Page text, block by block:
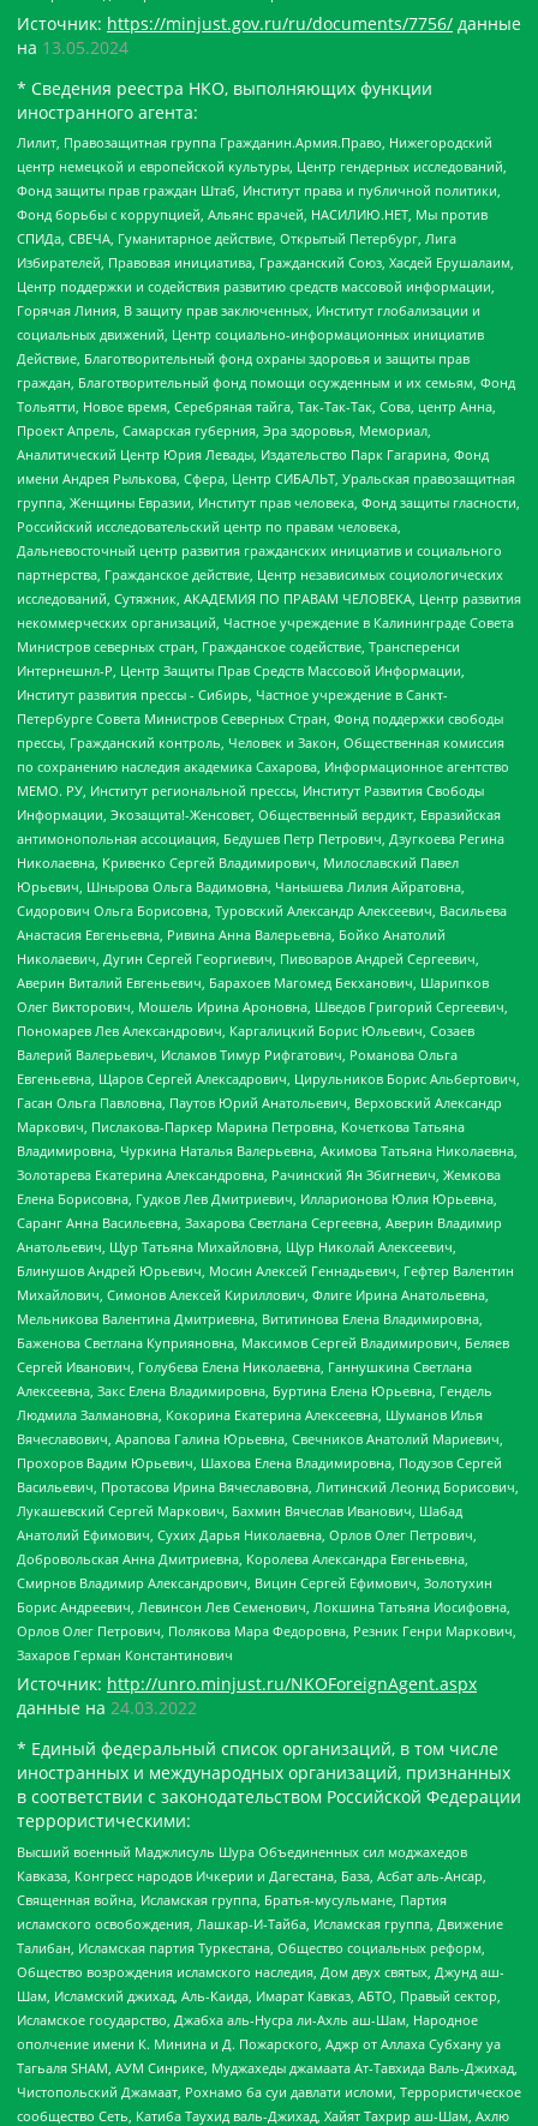
Источник: https://minjust.gov.ru/ru/documents/7756/ данные
на 13.05.2024
* Сведения реестра НКО, выполняющих функции
иностранного агента:
Лилит, Правозащитная группа Гражданин.Армия.Право, Нижегородский
центр немецкой и европейской культуры, Центр гендерных исследований,
Фонд защиты прав граждан Штаб, Институт права и публичной политики,
Фонд борьбы с коррупцией, Альянс врачей, НАСИЛИЮ.НЕТ, Мы против
СПИДа, СВЕЧА, Гуманитарное действие, Открытый Петербург, Лига
Избирателей, Правовая инициатива, Гражданский Союз, Хасдей Ерушалаим,
Центр поддержки и содействия развитию средств массовой информации,
Горячая Линия, В защиту прав заключенных, Институт глобализации и
социальных движений, Центр социально-информационных инициатив
Действие, Благотворительный фонд охраны здоровья и защиты прав
граждан, Благотворительный фонд помощи осужденным и их семьям, Фонд
Тольятти, Новое время, Серебряная тайга, Так-Так-Так, Сова, центр Анна,
Проект Апрель, Самарская губерния, Эра здоровья, Мемориал,
Аналитический Центр Юрия Левады, Издательство Парк Гагарина, Фонд
имени Андрея Рылькова, Сфера, Центр СИБАЛЬТ, Уральская правозащитная
группа, Женщины Евразии, Институт прав человека, Фонд защиты гласности,
Российский исследовательский центр по правам человека,
Дальневосточный центр развития гражданских инициатив и социального
партнерства, Гражданское действие, Центр независимых социологических
исследований, Сутяжник, АКАДЕМИЯ ПО ПРАВАМ ЧЕЛОВЕКА, Центр развития
некоммерческих организаций, Частное учреждение в Калининграде Совета
Министров северных стран, Гражданское содействие, Трансперенси
Интернешнл-Р, Центр Защиты Прав Средств Массовой Информации,
Институт развития прессы - Сибирь, Частное учреждение в Санкт-
Петербурге Совета Министров Северных Стран, Фонд поддержки свободы
прессы, Гражданский контроль, Человек и Закон, Общественная комиссия
по сохранению наследия академика Сахарова, Информационное агентство
МЕМО. РУ, Институт региональной прессы, Институт Развития Свободы
Информации, Экозащита!-Женсовет, Общественный вердикт, Евразийская
антимонопольная ассоциация, Бедушев Петр Петрович, Дзугкоева Регина
Николаевна, Кривенко Сергей Владимирович, Милославский Павел
Юрьевич, Шнырова Ольга Вадимовна, Чанышева Лилия Айратовна,
Сидорович Ольга Борисовна, Туровский Александр Алексеевич, Васильева
Анастасия Евгеньевна, Ривина Анна Валерьевна, Бойко Анатолий
Николаевич, Дугин Сергей Георгиевич, Пивоваров Андрей Сергеевич,
Аверин Виталий Евгеньевич, Барахоев Магомед Бекханович, Шарипков
Олег Викторович, Мошель Ирина Ароновна, Шведов Григорий Сергеевич,
Пономарев Лев Александрович, Каргалицкий Борис Юльевич, Созаев
Валерий Валерьевич, Исламов Тимур Рифгатович, Романова Ольга
Евгеньевна, Щаров Сергей Алексадрович, Цирульников Борис Альбертович,
Гасан Ольга Павловна, Паутов Юрий Анатольевич, Верховский Александр
Маркович, Пислакова-Паркер Марина Петровна, Кочеткова Татьяна
Владимировна, Чуркина Наталья Валерьевна, Акимова Татьяна Николаевна,
Золотарева Екатерина Александровна, Рачинский Ян Збигневич, Жемкова
Елена Борисовна, Гудков Лев Дмитриевич, Илларионова Юлия Юрьевна,
Саранг Анна Васильевна, Захарова Светлана Сергеевна, Аверин Владимир
Анатольевич, Щур Татьяна Михайловна, Щур Николай Алексеевич,
Блинушов Андрей Юрьевич, Мосин Алексей Геннадьевич, Гефтер Валентин
Михайлович, Симонов Алексей Кириллович, Флиге Ирина Анатольевна,
Мельникова Валентина Дмитриевна, Вититинова Елена Владимировна,
Баженова Светлана Куприяновна, Максимов Сергей Владимирович, Беляев
Сергей Иванович, Голубева Елена Николаевна, Ганнушкина Светлана
Алексеевна, Закс Елена Владимировна, Буртина Елена Юрьевна, Гендель
Людмила Залмановна, Кокорина Екатерина Алексеевна, Шуманов Илья
Вячеславович, Арапова Галина Юрьевна, Свечников Анатолий Мариевич,
Прохоров Вадим Юрьевич, Шахова Елена Владимировна, Подузов Сергей
Васильевич, Протасова Ирина Вячеславовна, Литинский Леонид Борисович,
Лукашевский Сергей Маркович, Бахмин Вячеслав Иванович, Шабад
Анатолий Ефимович, Сухих Дарья Николаевна, Орлов Олег Петрович,
Добровольская Анна Дмитриевна, Королева Александра Евгеньевна,
Смирнов Владимир Александрович, Вицин Сергей Ефимович, Золотухин
Борис Андреевич, Левинсон Лев Семенович, Локшина Татьяна Иосифовна,
Орлов Олег Петрович, Полякова Мара Федоровна, Резник Генри Маркович,
Захаров Герман Константинович
Источник: http://unro.minjust.ru/NKOForeignAgent.aspx
данные на 24.03.2022
* Единый федеральный список организаций, в том числе
иностранных и международных организаций, признанных
в соответствии с законодательством Российской Федерации
террористическими:
Высший военный Маджлисуль Шура Объединенных сил моджахедов
Кавказа, Конгресс народов Ичкерии и Дагестана, База, Асбат аль-Ансар,
Священная война, Исламская группа, Братья-мусульмане, Партия
исламского освобождения, Лашкар-И-Тайба, Исламская группа, Движение
Талибан, Исламская партия Туркестана, Общество социальных реформ,
Общество возрождения исламского наследия, Дом двух святых, Джунд аш-
Шам, Исламский джихад, Аль-Каида, Имарат Кавказ, АБТО, Правый сектор,
Исламское государство, Джабха аль-Нусра ли-Ахль аш-Шам, Народное
ополчение имени К. Минина и Д. Пожарского, Аджр от Аллаха Субхану уа
Тагьаля SHAM, АУМ Синрике, Муджахеды джамаата Ат-Тавхида Валь-Джихад,
Чистопольский Джамаат, Рохнамо ба суи давлати исломи, Террористическое
сообщество Сеть, Катиба Таухид валь-Джихад, Хайят Тахрир аш-Шам, Ахлю